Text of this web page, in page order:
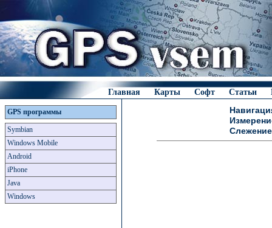
Главная Карты Софт Статьи
GPS программы
Symbian
Windows Mobile
Android
iPhone
Java
Windows
Слежение